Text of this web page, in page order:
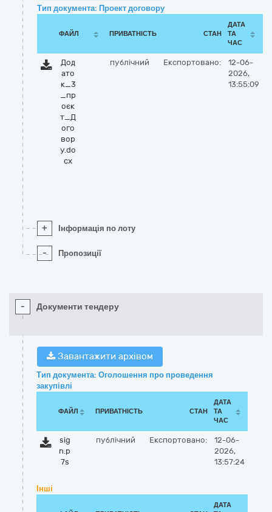
Тип документа: Проект договору
ФАЙЛ ПРИВАТНІСТЬ СТАН
ДАТА
ТА
ЧАС
Дод
ато
к_3
_пр
оєк
т_Д
ого
вор
у.do
cx
публічний Експортовано:
12-06-
2026,
13:55:09
+ Інформація по лоту
- Пропозиції
- Документи тендеру
Завантажити архівом
Тип документа: Оголошення про проведення
закупівлі
ФАЙЛ ПРИВАТНІСТЬ СТАН
ДАТА
ТА
ЧАС
sig
n.p
7s
публічний Експортовано:
12-06-
2026,
13:57:24
Інші
ДАТА